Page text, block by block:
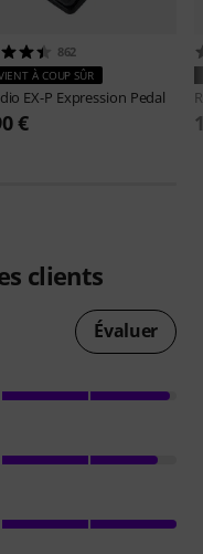
862
À COUP SÛR
EX-P Expression Pedal
€
clients
Évaluer